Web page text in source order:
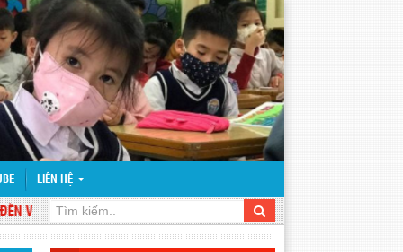
LIÊN HỆ
WEBSITE TRƯỜNG